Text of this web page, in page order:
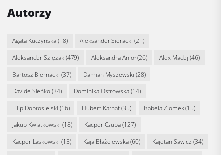
Autorzy
Agata Kuczyńska(18) Aleksander Sieracki (21)
Aleksander Szlęzak(479) Aleksandra Anioł(26) Alex Madej (46)
Bartosz Biernacki (37) Damian Myszewski (28)
Davide Sieńko(34) Dominika Ostrowska(14)
Filip Dobrosielski (16) Hubert Karnat(35) Izabela Ziomek(15)
Jakub Kwiatkowski (18) Kacper Czuba(127)
Kacper Laskowski (15) Kaja Błażejewska(60) Kajetan Sawicz (34)